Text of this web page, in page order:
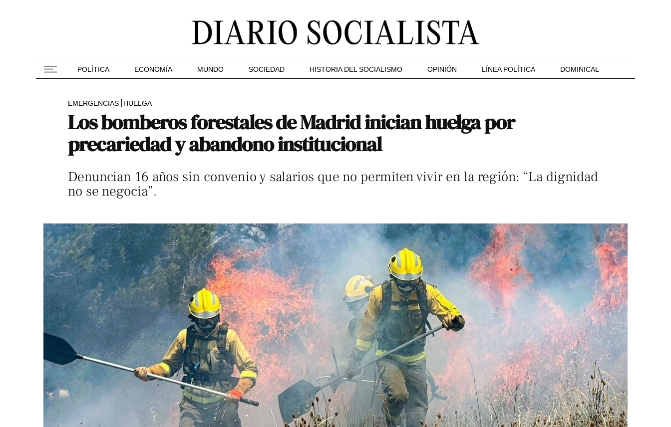
POLÍTICA ECONOMÍA MUNDO SOCIEDAD HISTORIA DEL SOCIALISMO OPINIÓN LÍNEA POLÍTICA DOMINICAL
EMERGENCIAS HUELGA
Los bomberos forestales de Madrid inician huelga por
precariedad y abandono institucional
Denuncian 16 años sin convenio y salarios que no permiten vivir en la región: “La dignidad
no se negocia”.